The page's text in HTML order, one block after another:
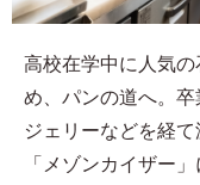
高校在学中に人気
め、パンの道へ。
ジェリーなどを経
「メゾンカイザー